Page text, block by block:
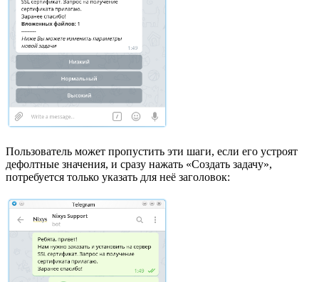
Пользователь может пропустить эти шаги, если его устроят
дефолтные значения, и сразу нажать «Создать задачу»,
потребуется только указать для неё заголовок: